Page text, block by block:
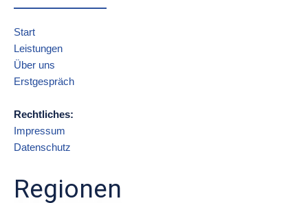
Start
Leistungen
Über uns
Erstgespräch
Rechtliches:
Impressum
Datenschutz
Regionen